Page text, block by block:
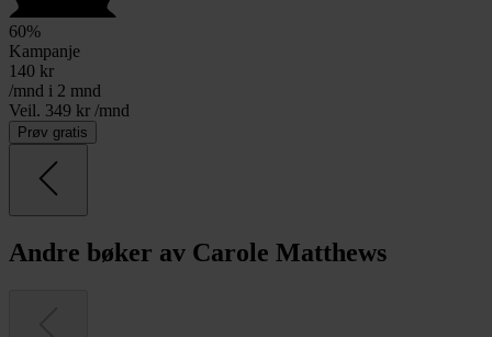
60%
Kampanje
140 kr
/mnd i 2 mnd
Veil. 349 kr /mnd
Prøv gratis
Andre bøker av Carole Matthews